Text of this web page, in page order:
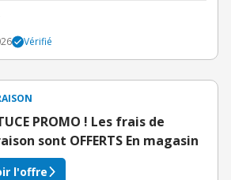
Vérifié
PROMO ! Les frais de
sont OFFERTS En magasin
l'offre